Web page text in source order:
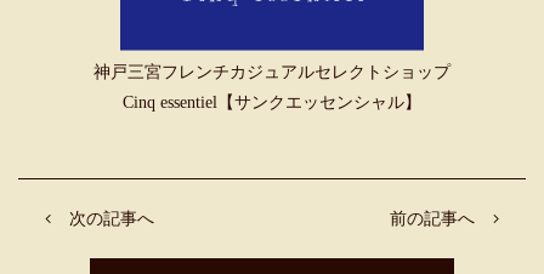
神戸三宮フレンチカジュアルセレクトショップ
Cinq essentiel【サンクエッセンシャル】
前の記事へ
次の記事へ